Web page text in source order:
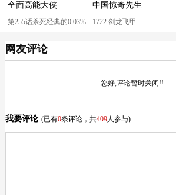
全面高能大侠
第255话杀死经典的0.03%
中国惊奇先生
1722 剑龙飞甲
网友评论
您好,评论暂时关闭!!
我要评论 (已有0条评论，共409人参与)